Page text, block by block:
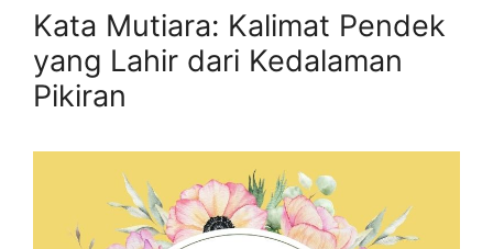
Kata Mutiara: Kalimat Pendek
yang Lahir dari Kedalaman
Pikiran